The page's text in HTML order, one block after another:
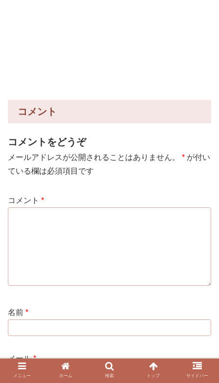
コメント
コメントをどうぞ
メールアドレスが公開されることはありません。 * が付い
ている欄は必須項目です
コメント *
名前 *
メール*
メニュー ホーム 検索 トップ サイドバー